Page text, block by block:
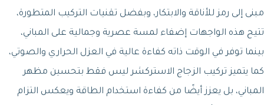
مبنى إلى رمز للأناقة والابتكار، وبفضل تقنيات التركيب المتطورة،
تتيح هذه الواجهات إضفاء لمسة عصرية وجمالية على المباني،
بينما توفر في الوقت ذاته كفاءة عالية في العزل الحراري والصوتي،
كما يتميز تركيب الزجاج الاستركشر ليس فقط بتحسين مظهر
المباني، بل يعزز أيضًا من كفاءة استخدام الطاقة ويعكس التزام